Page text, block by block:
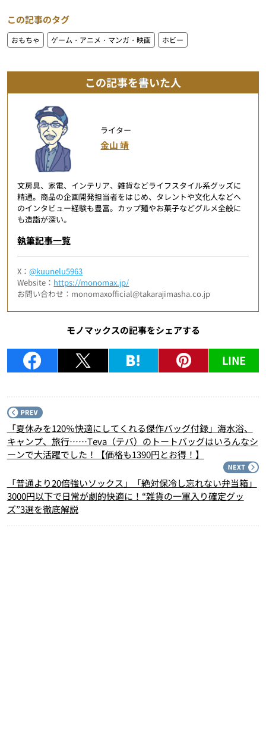
この記事のタグ
おもちゃ ゲーム・アニメ・マンガ・映画 ホビー
この記事を書いた人
ライター
金山 靖
文房具、家電、インテリア、雑貨などライフスタイル系グッズに
精通。商品の企画開発担当者をはじめ、タレントや文化人などへ
のインタビュー経験も豊富。カップ麺やお菓子などグルメ全般に
も造詣が深い。
執筆記事一覧
X：@kuunelu5963
Website： https://monomax.jp/
お問い合わせ：monomaxofficial@takarajimasha.co.jp
モノマックスの記事をシェアする
LINE
「夏休みを120％快適にしてくれる傑作バッグ付録」海水浴、
キャンプ、旅行……Teva（テバ）のトートバッグはいろんなシ
ーンで大活躍でした！【価格も1390円とお得！】
「普通より20倍強いソックス」「絶対保冷し忘れない弁当箱」
3000円以下で日常が劇的快適に！“雑貨の一軍入り確定グッ
ズ”3選を徹底解説